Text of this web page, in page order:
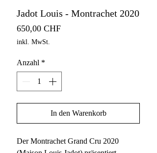
Jadot Louis - Montrachet 2020
650,00 CHFPreis
inkl. MwSt.
Anzahl *
In den Warenkorb
Der Montrachet Grand Cru 2020